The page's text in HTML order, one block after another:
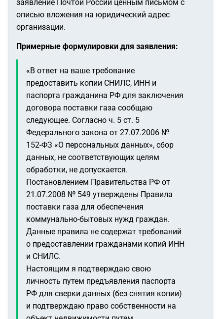
заявление Почтой России ценным письмом с
описью вложения на юридический адрес
организации.
Примерные формулировки для заявления:
«В ответ на ваше требование
предоставить копии СНИЛС, ИНН и
паспорта гражданина РФ для заключения
договора поставки газа сообщаю
следующее. Согласно ч. 5 ст. 5
Федерального закона от 27.07.2006 №
152-ФЗ «О персональных данных», сбор
данных, не соответствующих целям
обработки, не допускается.
Постановлением Правительства РФ от
21.07.2008 № 549 утверждены Правила
поставки газа для обеспечения
коммунально-бытовых нужд граждан.
Данные правила не содержат требований
о предоставлении гражданами копий ИНН
и СНИЛС.
Настоящим я подтверждаю свою
личность путем предъявления паспорта
РФ для сверки данных (без снятия копии)
и подтверждаю право собственности на